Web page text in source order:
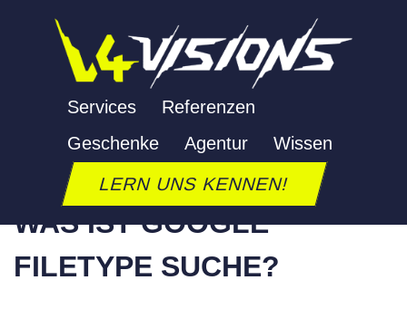
Services
Referenzen
Geschenke
Agentur Wissen
LERN UNS KENNEN!
FILETYPE
Letzte Aktualisierung: 24. September 2025
WAS IST GOOGLE
FILETYPE SUCHE?